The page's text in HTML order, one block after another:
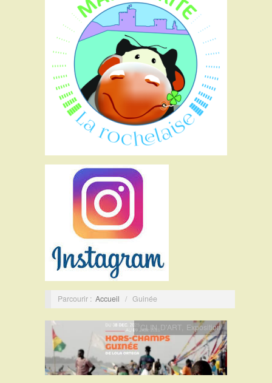
Parcourir : Accueil / Guinée
CLIN D'ART, Exposition